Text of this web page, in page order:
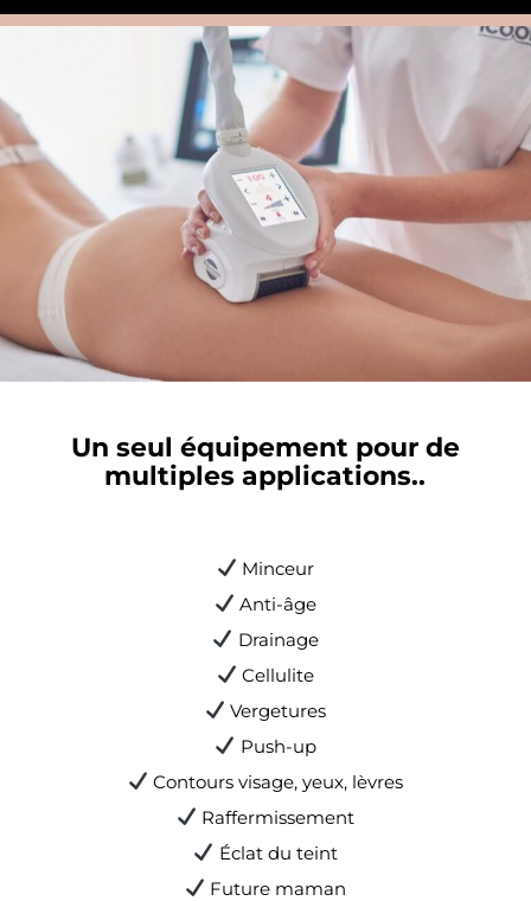
Un seul équipement pour de
multiples applications..
Minceur
Anti-âge
Drainage
Cellulite
Vergetures
Push-up
Contours visage, yeux, lèvres
Raffermissement
Éclat du teint
Future maman